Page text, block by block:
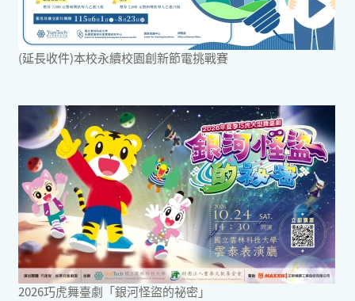
(延長收件)本校永續校園創新節電挑戰賽
2026巧虎舞臺劇「銀河怪盜的祕密」